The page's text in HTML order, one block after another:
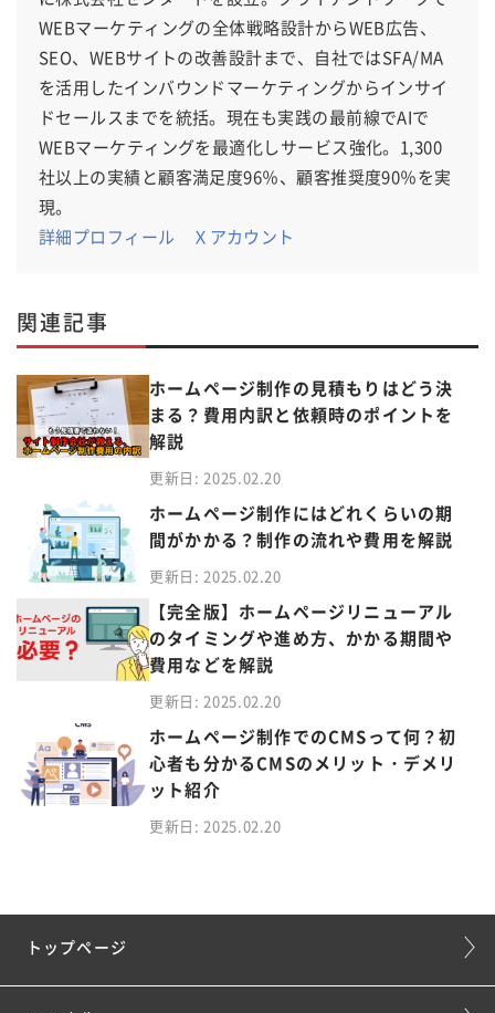
WEBマーケティングの全体戦略設計からWEB広告、
SEO、WEBサイトの改善設計まで、自社ではSFA/MA
を活用したインバウンドマーケティングからインサイ
ドセールスまでを統括。現在も実践の最前線でAIで
WEBマーケティングを最適化しサービス強化。1,300
社以上の実績と顧客満足度96％、顧客推奨度90％を実
現。
詳細プロフィール
Ｘアカウント
関連記事
ホームページ制作の見積もりはどう決
まる？費用内訳と依頼時のポイントを
解説
更新日: 2025.02.20
ホームページ制作にはどれくらいの期
間がかかる？制作の流れや費用を解説
更新日: 2025.02.20
【完全版】ホームページリニューアル
のタイミングや進め方、かかる期間や
費用などを解説
更新日: 2025.02.20
ホームページ制作でのCMSって何？初
心者も分かるCMSのメリット・デメリ
ット紹介
更新日: 2025.02.20
トップページ